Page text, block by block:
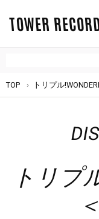
TOWER
TOP トリプル
トリプ